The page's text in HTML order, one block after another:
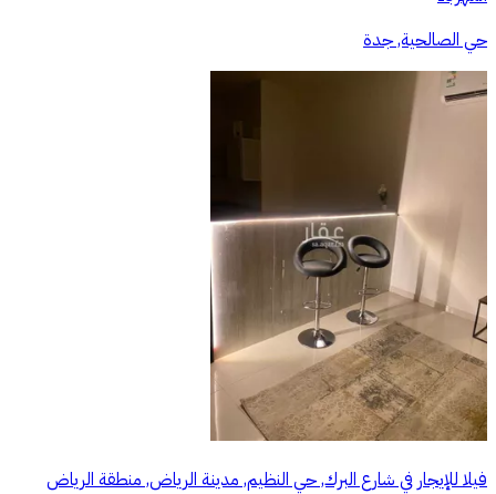
حي الصالحية, جدة
فيلا للإيجار في شارع البرك, حي النظيم, مدينة الرياض, منطقة الرياض